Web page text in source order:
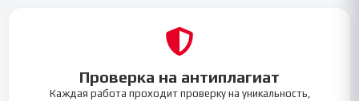
Проверка на антиплагиат
Каждая работа проходит проверку на уникальность,